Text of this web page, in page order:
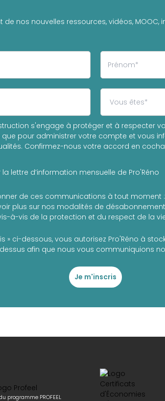
de nos nouvelles ressources, vidéos, MOOC,
s'engage à protéger et à respecter
pour administrer votre compte et vous
Confirmez-nous votre accord en
lettre d’information mensuelle de Pro'Réno
de ces communications à tout moment
plus sur nos modalités de
à-vis de la protection et du respect de la
» ci-dessous, vous autorisez Pro'Réno à
afin que nous vous communiquions
Je m'inscris
programme PROFEEL